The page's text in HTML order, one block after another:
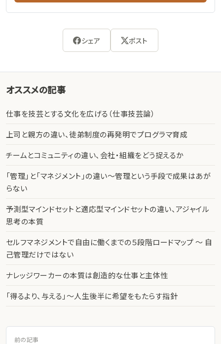
シェア ポスト
オススメの記事
仕事を技芸とする文化を広げる（仕事技芸論）
上司と親方の違い、徒弟制度の再発明でプログラマ育成
チームとコミュニティの違い、会社・組織をどう捉えるか
「管理」と「マネジメント」の違い〜管理という手段で成果はあが
らない
予測型マインドセットと適応型マインドセットの違い、アジャイル
思考の本質
セルフマネジメントで自由に働くまでの５段階ロードマップ 〜 自
己管理だけではない
ナレッジワーカーの本質は創造的な仕事と主体性
「得るより、与える」〜人生後半に希望をもたらす指針
前の記事